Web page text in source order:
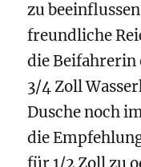
zu
freundliche
die Beifahrerin
3/4 Zoll
Dusche noch
die